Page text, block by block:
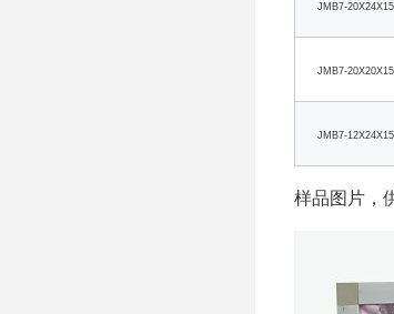
JMB7-20X24X15
JMB7-20X20X15
JMB7-12X24X15
样品图片，